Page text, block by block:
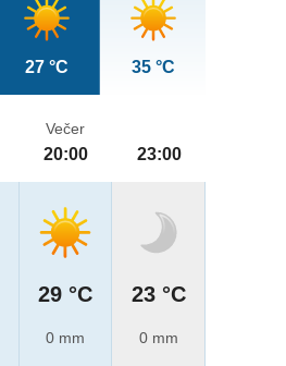
27 °C 35 °C
Večer
20:00
29 °C
0 mm
23:00
23 °C
0 mm